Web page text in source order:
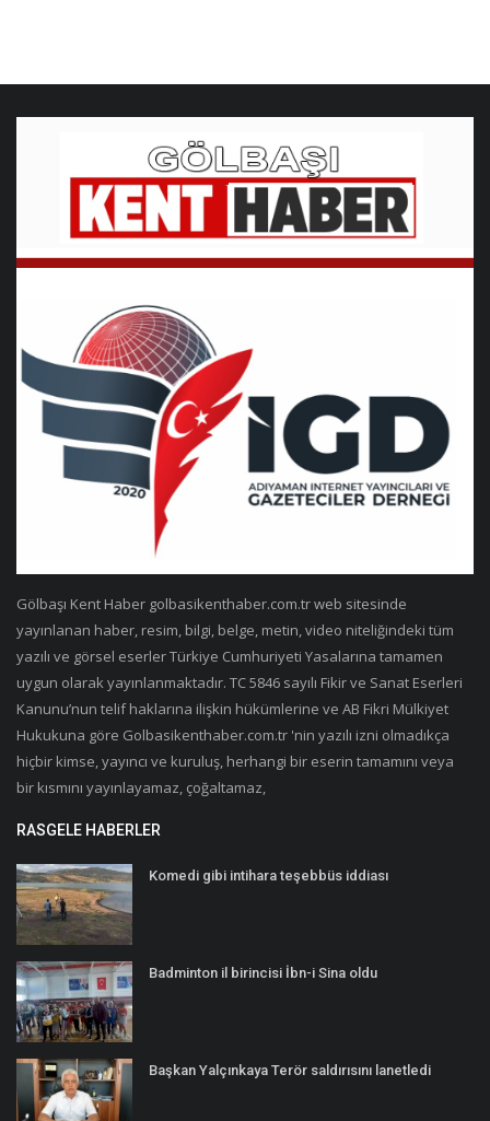
Gölbaşı Kent Haber golbasikenthaber.com.tr web sitesinde
yayınlanan haber, resim, bilgi, belge, metin, video niteliğindeki tüm
yazılı ve görsel eserler Türkiye Cumhuriyeti Yasalarına tamamen
uygun olarak yayınlanmaktadır. TC 5846 sayılı Fikir ve Sanat Eserleri
Kanunu’nun telif haklarına ilişkin hükümlerine ve AB Fikri Mülkiyet
Hukukuna göre Golbasikenthaber.com.tr 'nin yazılı izni olmadıkça
hiçbir kimse, yayıncı ve kuruluş, herhangi bir eserin tamamını veya
bir kısmını yayınlayamaz, çoğaltamaz,
RASGELE HABERLER
Komedi gibi intihara teşebbüs iddiası
Badminton il birincisi İbn-i Sina oldu
Başkan Yalçınkaya Terör saldırısını lanetledi